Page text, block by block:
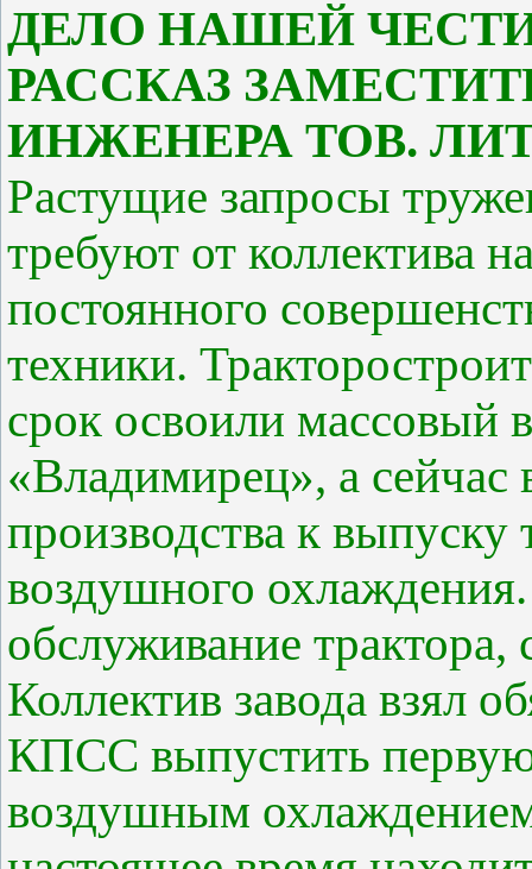
ДЕЛО НАШЕЙ
РАССКАЗ
ИНЖЕНЕРА ТОВ.
Растущие запросы
требуют от коллектива
постоянного
техники.
срок освоили массовый
«Владимирец», а сейчас
производства к выпуску
воздушного
обслуживание трактора,
Коллектив завода взял
КПСС выпустить
воздушным